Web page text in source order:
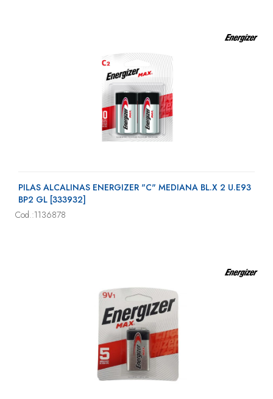
PILAS ALCALINAS ENERGIZER "C" MEDIANA BL.X 2 U.E93
BP2 GL [333932]
Cod.:1136878